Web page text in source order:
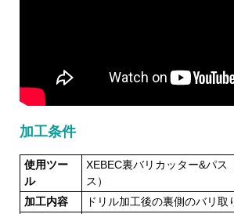
加工条件
使用ツー
ル
XEBEC裏バリカッター&パス
ス）
加工内容
ドリル加工後の裏側のバリ取